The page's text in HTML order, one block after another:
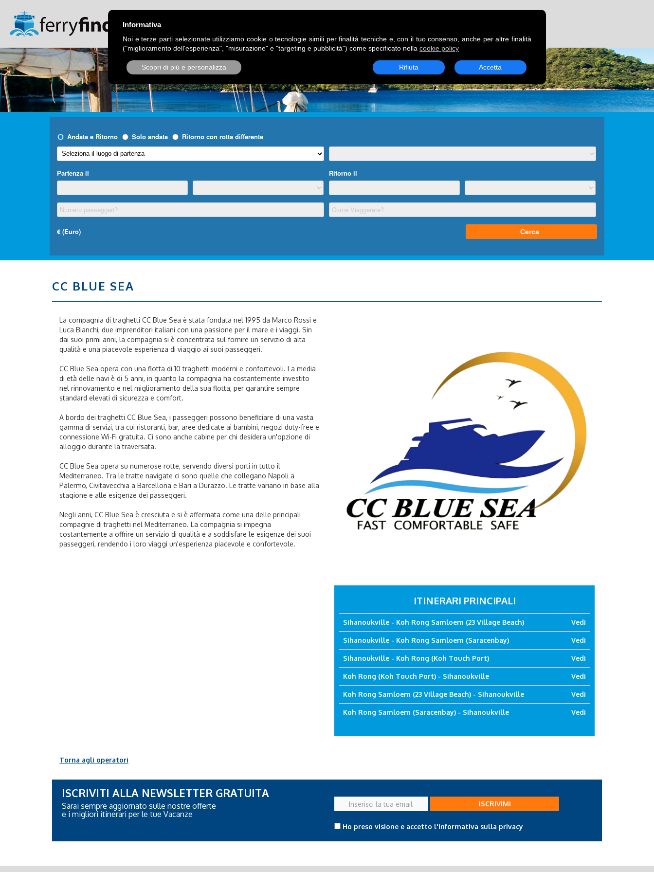
CHI SIAMO
CC BLUE SEA
La compagnia di traghetti CC Blue Sea è stata fondata nel 1995 da Marco Rossi e
Luca Bianchi, due imprenditori italiani con una passione per il mare e i viaggi. Sin
dai suoi primi anni, la compagnia si è concentrata sul fornire un servizio di alta
qualità e una piacevole esperienza di viaggio ai suoi passeggeri.
CC Blue Sea opera con una flotta di 10 traghetti moderni e confortevoli. La media
di età delle navi è di 5 anni, in quanto la compagnia ha costantemente investito
nel rinnovamento e nel miglioramento della sua flotta, per garantire sempre
standard elevati di sicurezza e comfort.
A bordo dei traghetti CC Blue Sea, i passeggeri possono beneficiare di una vasta
gamma di servizi, tra cui ristoranti, bar, aree dedicate ai bambini, negozi duty-free e
connessione Wi-Fi gratuita. Ci sono anche cabine per chi desidera un'opzione di
alloggio durante la traversata.
CC Blue Sea opera su numerose rotte, servendo diversi porti in tutto il
Mediterraneo. Tra le tratte navigate ci sono quelle che collegano Napoli a
Palermo, Civitavecchia a Barcellona e Bari a Durazzo. Le tratte variano in base alla
stagione e alle esigenze dei passeggeri.
Negli anni, CC Blue Sea è cresciuta e si è affermata come una delle principali
compagnie di traghetti nel Mediterraneo. La compagnia si impegna
costantemente a offrire un servizio di qualità e a soddisfare le esigenze dei suoi
passeggeri, rendendo i loro viaggi un'esperienza piacevole e confortevole.
ITINERARI PRINCIPALI
Sihanoukville - Koh Rong Samloem (23 Village Beach) Vedi
Sihanoukville - Koh Rong Samloem (Saracenbay) Vedi
Sihanoukville - Koh Rong (Koh Touch Port) Vedi
Koh Rong (Koh Touch Port) - Sihanoukville Vedi
Koh Rong Samloem (23 Village Beach) - Sihanoukville Vedi
Koh Rong Samloem (Saracenbay) - Sihanoukville Vedi
Torna agli operatori
ISCRIVITI ALLA NEWSLETTER GRATUITA
Sarai sempre aggiornato sulle nostre offerte
e i migliori itinerari per le tue Vacanze
Inserisci
la
email
ISCRIVIMI
Ho preso visione e accetto l'informativa sulla privacy
Informativa
Noi e terze parti selezionate utilizziamo cookie o tecnologie simili per finalità tecniche e, con il tuo consenso, anche per altre finalità
("miglioramento dell'esperienza", "misurazione" e "targeting e pubblicità") come specificato nella cookie policy
Rifiuta Accetta
Scopri di più e personalizza